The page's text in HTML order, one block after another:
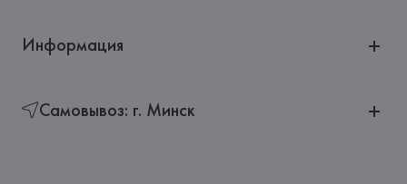
Информация
Самовывоз: г. Минск